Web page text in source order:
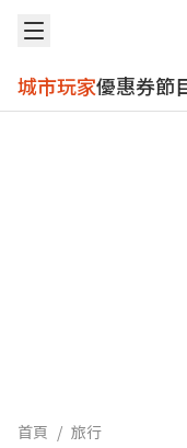
城市玩家優惠券節
首頁 / 旅行